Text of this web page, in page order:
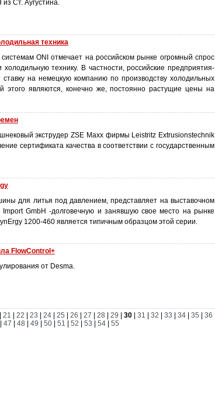
Ст. Аугустина.
техника
ONI отмечает на российском рынке огромный спрос
технику. В частности, российские предприятия-
на немецкую компанию по производству холодильных
этого являются, конечно же, постоянно растущие цены на
экструдер ZSE Махх фирмы Leistritz Extrusionstechnik
сертификата качества в соответствии с государственным
для литья под давлением, представляет на выставочном
Import GmbH -долговечную и занявшую свое место на рынке
1200-460 является типичным образцом этой серии.
FlowControl+
от Desma.
21 22 23 24 25 26 27 28 29 30 31 32 33 34 35 36
47 48 49 50| 51 52 53 54| 55